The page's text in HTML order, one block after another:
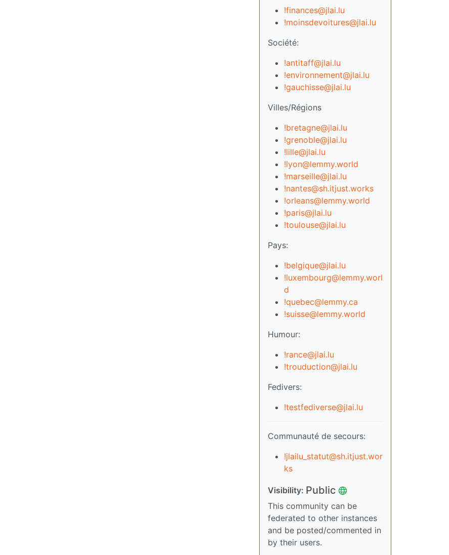
!finances@jlai.lu
!moinsdevoitures@jlai.lu
Société:
!antitaff@jlai.lu
!environnement@jlai.lu
!gauchisse@jlai.lu
Villes/Régions
!bretagne@jlai.lu
!grenoble@jlai.lu
!lille@jlai.lu
!lyon@lemmy.world
!marseille@jlai.lu
!nantes@sh.itjust.works
!orleans@lemmy.world
!paris@jlai.lu
!toulouse@jlai.lu
Pays:
!belgique@jlai.lu
!luxembourg@lemmy.worl
d
!quebec@lemmy.ca
!suisse@lemmy.world
Humour:
!rance@jlai.lu
!trouduction@jlai.lu
Fedivers:
!testfediverse@jlai.lu
Communauté de secours:
!jlailu_statut@sh.itjust.wor
ks
Visibility: Public
This community can be
federated to other instances
and be posted/commented in
by their users.